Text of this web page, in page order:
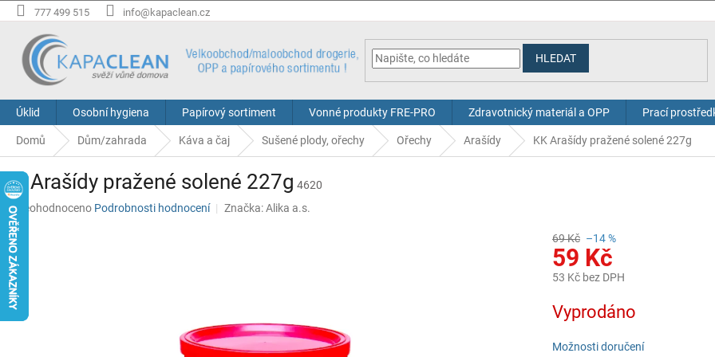
Přejít
na
777 499 515 info@kapaclean.cz
HLEDAT
Úklid Osobní hygiena Papírový sortiment Vonné produkty FRE-PRO Zdravotnický materiál a OPP Prací
Domů Dům/zahrada Káva a čaj Sušené plody, ořechy Ořechy Arašídy KK Arašídy pražené solené 227g
KK Arašídy pražené solené 227g 4620
Průměrné
hodnocení
produktu
je
0,0
z
5
hvězdiček.
Neohodnoceno Podrobnosti hodnocení Značka:Alika a.s.
69 Kč –14 %
59 Kč
53 Kč bez DPH
cena:
Vyprodáno
Možnosti doručení